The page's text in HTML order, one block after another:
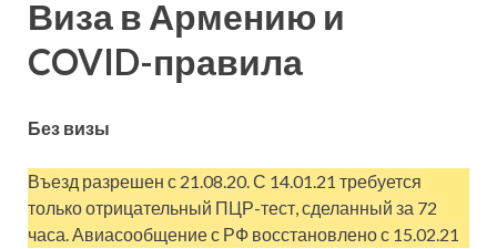
Виза в Армению и
COVID-правила
Без визы
Въезд разрешен с 21.08.20. С 14.01.21 требуется
только отрицательный ПЦР-тест, сделанный за 72
часа. Авиасообщение с РФ восстановлено с 15.02.21